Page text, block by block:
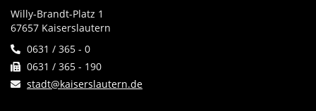
Willy-Brandt-Platz 1
67657 Kaiserslautern
0631 / 365 - 0
0631 / 365 - 190
stadt@kaiserslautern.de